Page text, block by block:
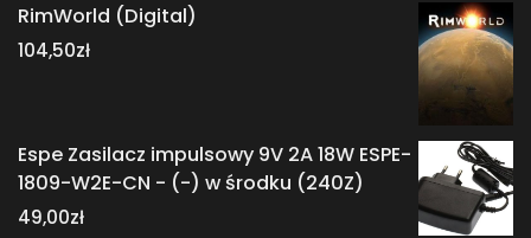
RimWorld (Digital)
104,50zł
Espe Zasilacz impulsowy 9V 2A 18W ESPE-
1809-W2E-CN - (-) w środku (240Z)
49,00zł